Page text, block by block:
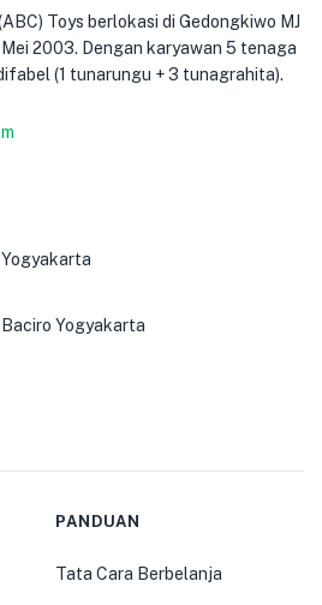
Toys berlokasi di Gedongkiwo MJ
2003. Dengan karyawan 5 tenaga
(1 tunarungu + 3 tunagrahita).
Yogyakarta
PANDUAN
Tata Cara Berbelanja